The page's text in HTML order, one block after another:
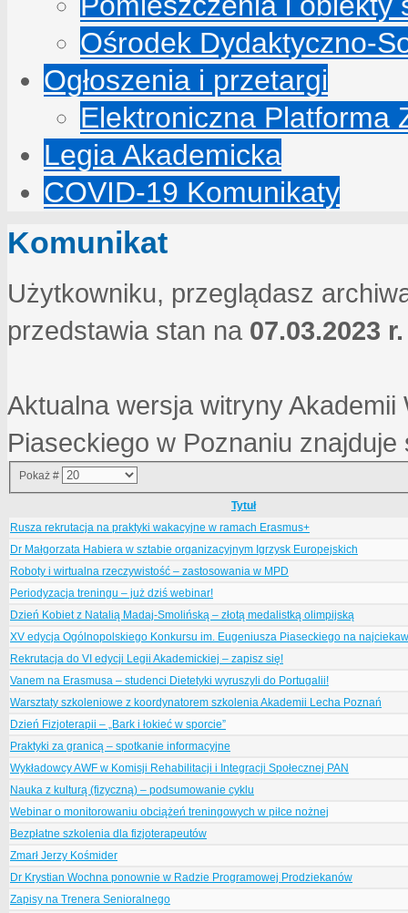
Ośrodek Dydaktyczno-
Ogłoszenia i przetargi
Elektroniczna Platforma
Legia Akademicka
COVID-19 Komunikaty
Komunikat
Użytkowniku, przeglądasz
przedstawia stan na 07.03.2023 r.
Aktualna wersja witryny
Piaseckiego w Poznaniu
Pokaż #
Tytuł
Rusza rekrutacja na praktyki wakacyjne w ramach Erasmus+
Dr Małgorzata Habiera w sztabie organizacyjnym Igrzysk Europejskich
Roboty i wirtualna rzeczywistość – zastosowania w MPD
Periodyzacja treningu – już dziś webinar!
Dzień Kobiet z Natalią Madaj-Smolińską – złotą medalistką olimpijską
XV edycja Ogólnopolskiego Konkursu im. Eugeniusza Piaseckiego na
Rekrutacja do VI edycji Legii Akademickiej – zapisz się!
Vanem na Erasmusa – studenci Dietetyki wyruszyli do Portugalii!
Warsztaty szkoleniowe z koordynatorem szkolenia Akademii Lecha Poznań
Dzień Fizjoterapii – „Bark i łokieć w sporcie”
Praktyki za granicą – spotkanie informacyjne
Wykładowcy AWF w Komisji Rehabilitacji i Integracji Społecznej PAN
Nauka z kulturą (fizyczną) – podsumowanie cyklu
Webinar o monitorowaniu obciążeń treningowych w piłce nożnej
Bezpłatne szkolenia dla fizjoterapeutów
Zmarł Jerzy Kośmider
Dr Krystian Wochna ponownie w Radzie Programowej Prodziekanów
Zapisy na Trenera Senioralnego